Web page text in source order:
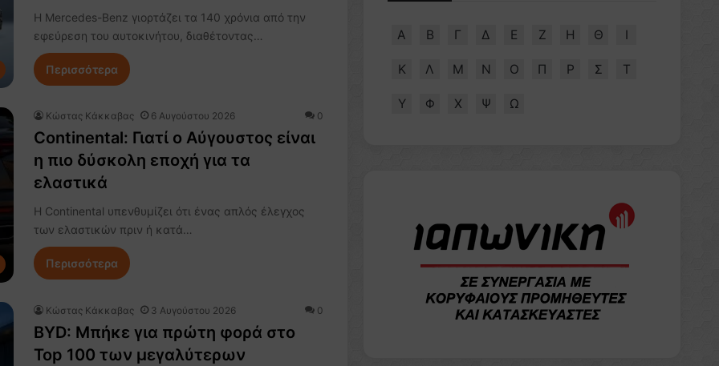
Η Mercedes-Benz γιορτάζει τα 140 χρόνια από την
εφεύρεση του αυτοκινήτου, διαθέτοντας…
Περισσότερα
Κώστας Κάκκαβας 6 Αυγούστου 2026 0
Continental: Γιατί ο Αύγουστος είναι
η πιο δύσκολη εποχή για τα
ελαστικά
Η Continental υπενθυμίζει ότι ένας απλός έλεγχος
των ελαστικών πριν ή κατά…
Περισσότερα
Κώστας Κάκκαβας 3 Αυγούστου 2026 0
BYD: Μπήκε για πρώτη φορά στο
Top 100 των μεγαλύτερων
Α Β Γ Δ Ε Ζ Η Θ Ι
Κ Λ Μ Ν Ο Π Ρ Σ Τ
Υ Φ Χ Ψ Ω